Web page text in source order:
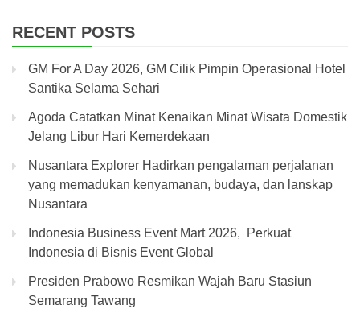
RECENT POSTS
GM For A Day 2026, GM Cilik Pimpin Operasional Hotel
Santika Selama Sehari
Agoda Catatkan Minat Kenaikan Minat Wisata Domestik
Jelang Libur Hari Kemerdekaan
Nusantara Explorer Hadirkan pengalaman perjalanan
yang memadukan kenyamanan, budaya, dan lanskap
Nusantara
Indonesia Business Event Mart 2026, Perkuat
Indonesia di Bisnis Event Global
Presiden Prabowo Resmikan Wajah Baru Stasiun
Semarang Tawang